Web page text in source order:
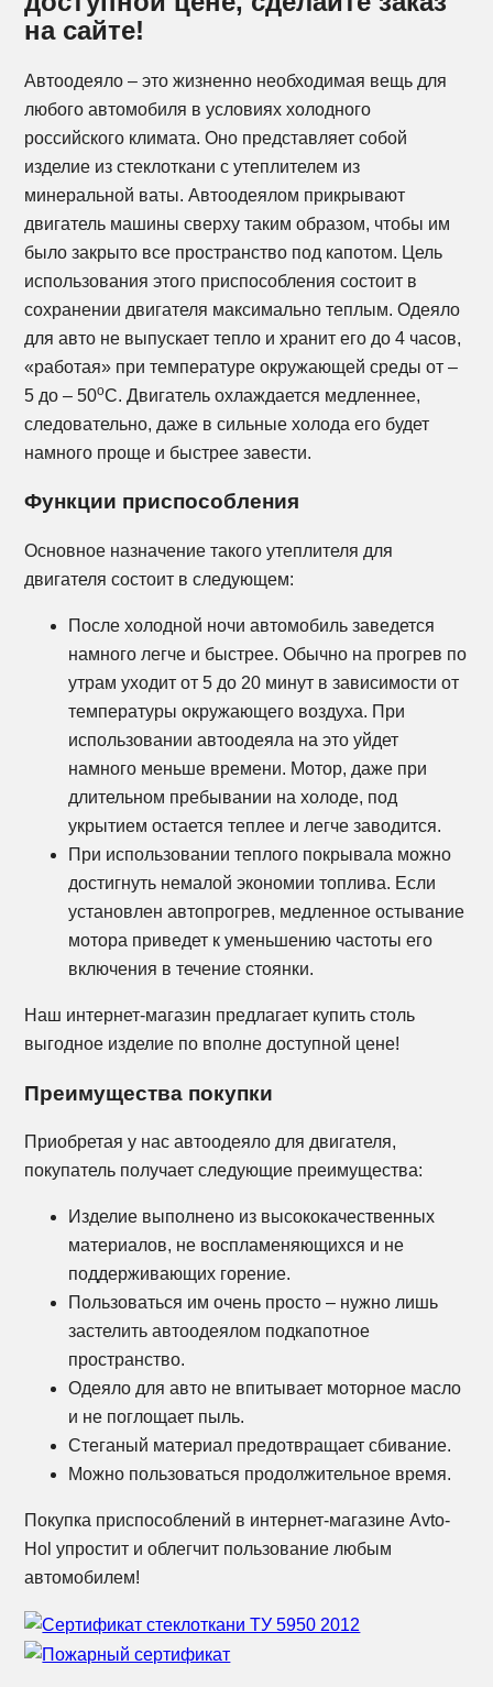
на сайте!
Автоодеяло – это жизненно необходимая вещь для
любого автомобиля в условиях холодного
российского климата. Оно представляет собой
изделие из стеклоткани с утеплителем из
минеральной ваты. Автоодеялом прикрывают
двигатель машины сверху таким образом, чтобы им
было закрыто все пространство под капотом. Цель
использования этого приспособления состоит в
сохранении двигателя максимально теплым. Одеяло
для авто не выпускает тепло и хранит его до 4 часов,
«работая» при температуре окружающей среды от –
5 до – 50оС. Двигатель охлаждается медленнее,
следовательно, даже в сильные холода его будет
намного проще и быстрее завести.
Функции приспособления
Основное назначение такого утеплителя для
двигателя состоит в следующем:
После холодной ночи автомобиль заведется
намного легче и быстрее. Обычно на прогрев по
утрам уходит от 5 до 20 минут в зависимости от
температуры окружающего воздуха. При
использовании автоодеяла на это уйдет
намного меньше времени. Мотор, даже при
длительном пребывании на холоде, под
укрытием остается теплее и легче заводится.
При использовании теплого покрывала можно
достигнуть немалой экономии топлива. Если
установлен автопрогрев, медленное остывание
мотора приведет к уменьшению частоты его
включения в течение стоянки.
Наш интернет-магазин предлагает купить столь
выгодное изделие по вполне доступной цене!
Преимущества покупки
Приобретая у нас автоодеяло для двигателя,
покупатель получает следующие преимущества:
Изделие выполнено из высококачественных
материалов, не воспламеняющихся и не
поддерживающих горение.
Пользоваться им очень просто – нужно лишь
застелить автоодеялом подкапотное
пространство.
Одеяло для авто не впитывает моторное масло
и не поглощает пыль.
Стеганый материал предотвращает сбивание.
Можно пользоваться продолжительное время.
Покупка приспособлений в интернет-магазине Avto-
Hol упростит и облегчит пользование любым
автомобилем!